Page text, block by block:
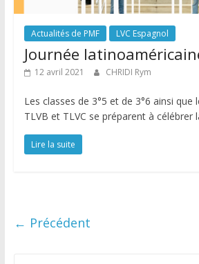
Actualités de PMF LVC Espagnol
Journée
12 avril 2021 CHRIDI Rym
Les classes de 3°5 et de 3°6 ainsi que
TLVB et TLVC se préparent à célébrer
Lire la suite
← Précédent